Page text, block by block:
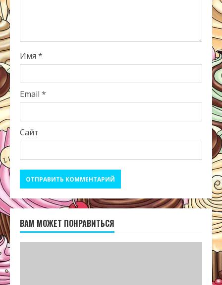
Имя *
Email *
Сайт
ВАМ МОЖЕТ ПОНРАВИТЬСЯ